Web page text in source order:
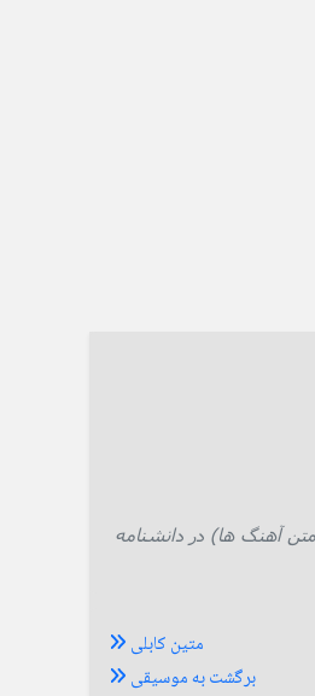
آهنگ ها) در دانشنامه
متین کابلی
برگشت به موسیقی